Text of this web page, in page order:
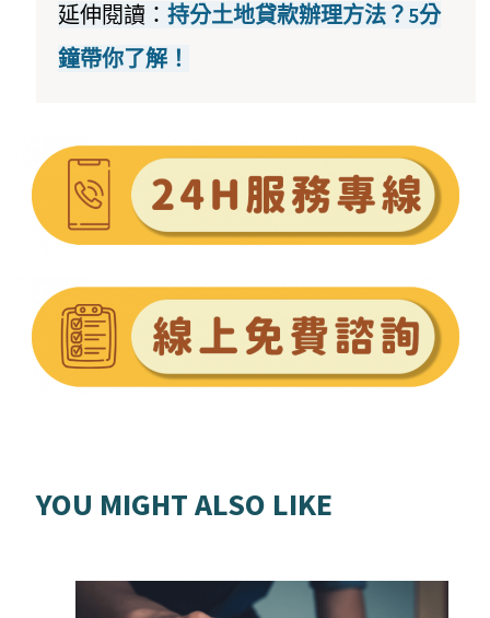
延伸閱讀：持分土地貸款辦理方法？5分
鐘帶你了解！
YOU MIGHT ALSO LIKE